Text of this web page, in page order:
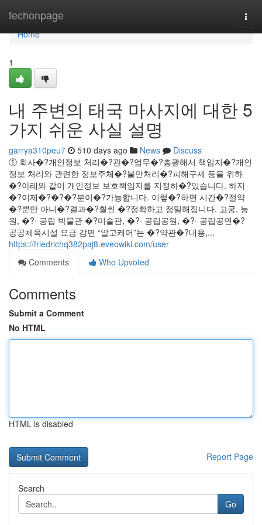
techonpage
Home
Home
1
내 주변의 태국 마사지에 대한 5
가지 쉬운 사실 설명
garrya310peu7 510 days ago News
Discuss
‍① 회사�?개인정보 처리�?관�?업무�?총괄해서 책임지�?개인
정보 처리와 관련한 정보주체�?불만처리�?피해구제 등을 위하
�?아래와 같이 개인정보 보호책임자를 지정하�?있습니다. 하지
�?이제�?�?�?분이�?가능합니다. 이렇�?하면 시간�?절약
�?뿐만 아니�?결과�?훨씬 �?정확하고 정밀해집니다. 고궁, 능
원, �?· 공립 박물관 �?미술관, �?· 공립공원, �?· 공립공연�?
공공체육시설 요금 감면 ‍“알고케어”는 �?약관�?내용,...
https://friedrichq382paj8.eveowiki.com/user
Comments
Who Upvoted
Comments
Submit a Comment
No HTML
HTML is disabled
Report Page
Search
Go